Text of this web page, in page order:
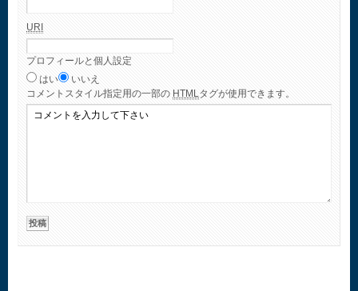
URI
プロフィールと個人設定
はい
いいえ
コメント スタイル指定用の一部の HTML タグが使用できます。